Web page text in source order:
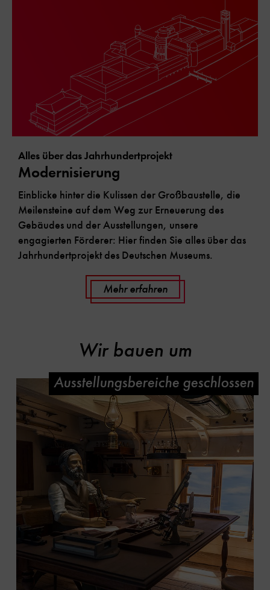
Alles über das Jahrhundertprojekt
Modernisierung
Einblicke hinter die Kulissen der Großbaustelle, die
Meilensteine auf dem Weg zur Erneuerung des
Gebäudes und der Ausstellungen, unsere
engagierten Förderer: Hier finden Sie alles über das
Jahrhundertprojekt des Deutschen Museums.
Mehr erfahren
Wir bauen um
Ausstellungsbereiche geschlossen